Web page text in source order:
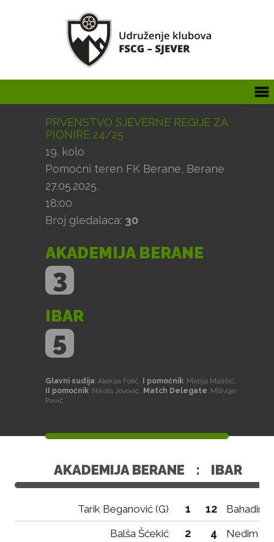
PRVENSTVO SJEVERNE REGIJE ZA
PIONIRE 24/25
19. kolo
Pomoćni teren FK Berane, Berane
27.05.2025.
18:00
Broj gledalaca: 30
AKADEMIJA BERANE
3
IBAR
5
Glavni sudija: Aleksa Folić, I pomoćnik: Matija Mališić,
II pomoćnik: Nikola Jovović, Match Delegate: Milivoje
Pavić
AKADEMIJA BERANE : IBAR
Tarik Beganović (G) 1 12
Bahadir
Balša Šćekić
2 4
Nedim